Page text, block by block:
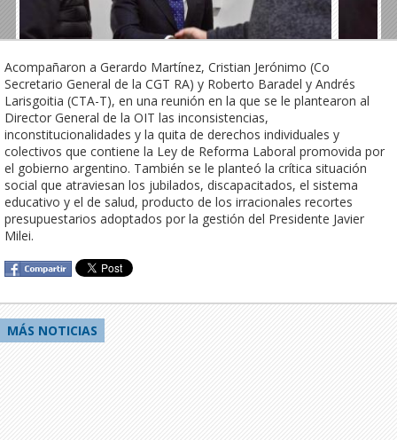
Acompañaron a Gerardo Martínez, Cristian Jerónimo (Co
Secretario General de la CGT RA) y Roberto Baradel y Andrés
Larisgoitia (CTA-T), en una reunión en la que se le plantearon al
Director General de la OIT las inconsistencias,
inconstitucionalidades y la quita de derechos individuales y
colectivos que contiene la Ley de Reforma Laboral promovida por
el gobierno argentino. También se le planteó la crítica situación
social que atraviesan los jubilados, discapacitados, el sistema
educativo y el de salud, producto de los irracionales recortes
presupuestarios adoptados por la gestión del Presidente Javier
Milei.
MÁS NOTICIAS